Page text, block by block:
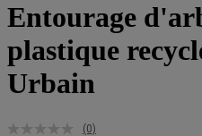
Entourage
plastique
Urbain
(0)